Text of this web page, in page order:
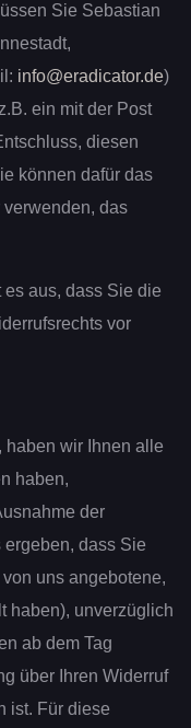
Sie Sebastian
info@eradicator.de)
ein mit der Post
diesen
können dafür das
verwenden, das
aus, dass Sie die
vor
haben wir Ihnen alle
haben,
der
dass Sie
uns angebotene,
haben), unverzüglich
ab dem Tag
über Ihren Widerruf
ist. Für diese